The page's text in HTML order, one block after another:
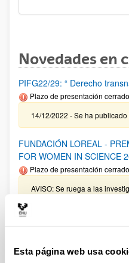
Esta página web usa
Novedades en
PIFG22/29: “ Derecho
Plazo de presentación
14/12/2022 - Se ha
FUNDACIÓN LOREAL -
FOR WOMEN IN SCIENCE
Plazo de presentación
AVISO: Se ruega a las
PROGRAMA INVESTIGO